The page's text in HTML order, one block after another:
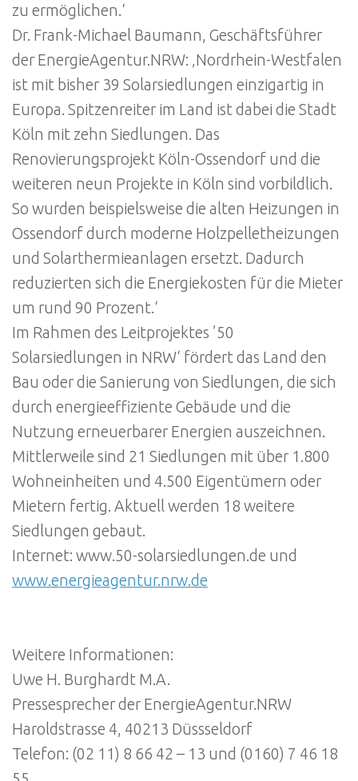
zu ermöglichen.‘
Dr. Frank-Michael Baumann, Geschäftsführer
der EnergieAgentur.NRW: ‚Nordrhein-Westfalen
ist mit bisher 39 Solarsiedlungen einzigartig in
Europa. Spitzenreiter im Land ist dabei die Stadt
Köln mit zehn Siedlungen. Das
Renovierungsprojekt Köln-Ossendorf und die
weiteren neun Projekte in Köln sind vorbildlich.
So wurden beispielsweise die alten Heizungen in
Ossendorf durch moderne Holzpelletheizungen
und Solarthermieanlagen ersetzt. Dadurch
reduzierten sich die Energiekosten für die Mieter
um rund 90 Prozent.‘
Im Rahmen des Leitprojektes ’50
Solarsiedlungen in NRW‘ fördert das Land den
Bau oder die Sanierung von Siedlungen, die sich
durch energieeffiziente Gebäude und die
Nutzung erneuerbarer Energien auszeichnen.
Mittlerweile sind 21 Siedlungen mit über 1.800
Wohneinheiten und 4.500 Eigentümern oder
Mietern fertig. Aktuell werden 18 weitere
Siedlungen gebaut.
Internet: www.50-solarsiedlungen.de und
www.energieagentur.nrw.de
Weitere Informationen:
Uwe H. Burghardt M.A.
Pressesprecher der EnergieAgentur.NRW
Haroldstrasse 4, 40213 Düssseldorf
Telefon: (02 11) 8 66 42 – 13 und (0160) 7 46 18